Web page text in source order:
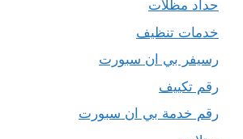
حداد مظلات
خدمات تنظيف
رسيفر بي ان سبورت
رقم تكييف
رقم خدمة بي ان سبورت